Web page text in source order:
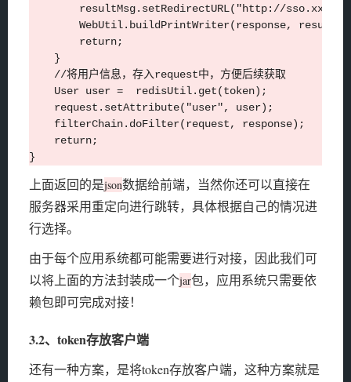
resultMsg.setRedirectURL("http://
WebUtil.buildPrintWriter(response,
        return;
    }
    //将用户信息，存入request中，方便后续获取
    User user =  redisUtil.get(token);
    request.setAttribute("user", user);
    filterChain.doFilter(request, response);
    return;
上面返回的是json数据给前端，当然你还可以直接在
服务器采用重定向进行跳转，具体根据自己的情况进
行选择。
由于每个应用系统都可能需要进行对接，因此我们可
以将上面的方法封装成一个jar包，应用系统只需要依
赖包即可完成对接！
3.2、token存放客户端
还有一种方案，是将token存放客户端，这种方案就是